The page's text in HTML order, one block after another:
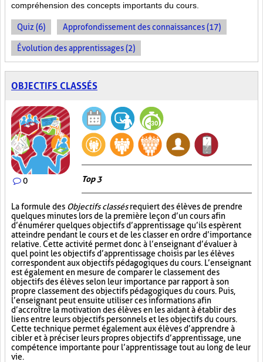
compréhension des concepts importants du cours.
Quiz (6) Approfondissement des connaissances (17)
Évolution des apprentissages (2)
OBJECTIFS CLASSÉS
0 Top 3
La formule des Objectifs classésrequiert des élèves de prendre
quelques minutes lors de la première leçon d’un cours afin
d’énumérer quelques objectifs d’apprentissage qu’ils espèrent
atteindre pendant le cours et de les classer en ordre d’importance
relative. Cette activité permet donc à l’enseignant d’évaluer à
quel point les objectifs d’apprentissage choisis par les élèves
correspondent aux objectifs pédagogiques du cours. L’enseignant
est également en mesure de comparer le classement des
objectifs des élèves selon leur importance par rapport à son
propre classement des objectifs pédagogiques du cours. Puis,
l’enseignant peut ensuite utiliser ces informations afin
d’accroître la motivation des élèves en les aidant à établir des
liens entre leurs objectifs personnels et les objectifs du cours.
Cette technique permet également aux élèves d’apprendre à
cibler et à préciser leurs propres objectifs d’apprentissage, une
compétence importante pour l’apprentissage tout au long de leur
vie.